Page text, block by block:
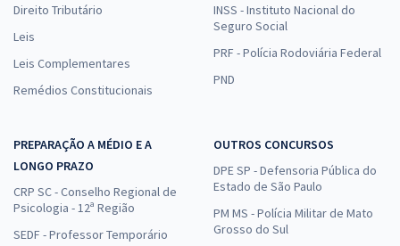
Direito Tributário
Leis
Leis Complementares
Remédios Constitucionais
INSS - Instituto Nacional do
Seguro Social
PRF - Polícia Rodoviária Federal
PND
PREPARAÇÃO A MÉDIO E A
LONGO PRAZO
CRP SC - Conselho Regional de
Psicologia - 12ª Região
SEDF - Professor Temporário
OUTROS CONCURSOS
DPE SP - Defensoria Pública do
Estado de São Paulo
PM MS - Polícia Militar de Mato
Grosso do Sul